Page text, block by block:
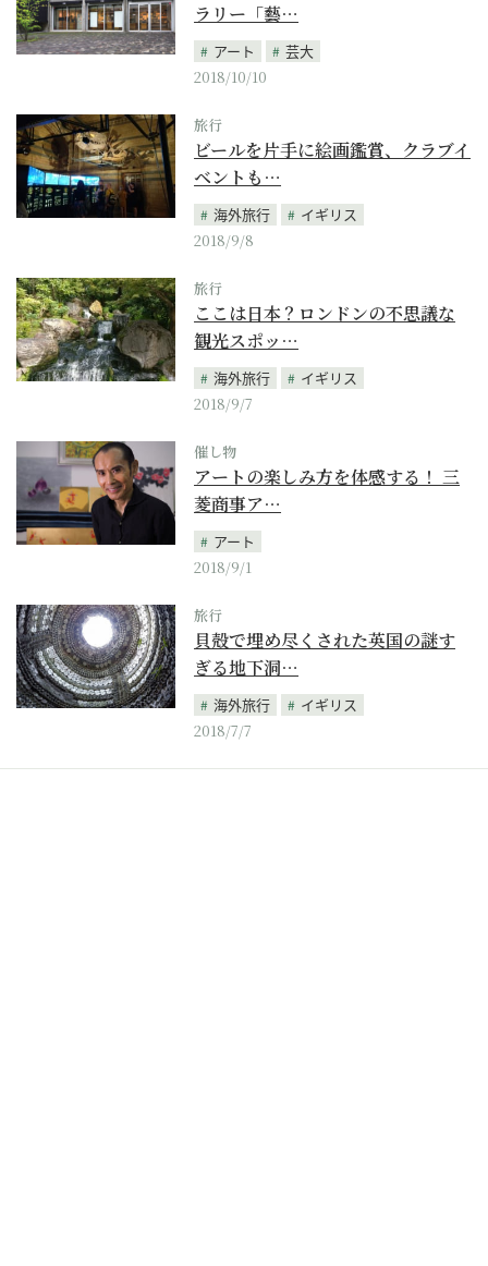
ラリー「藝…
アート
芸大
2018/10/10
旅行
ビールを片手に絵画鑑賞、クラブイ
ベントも…
海外旅行
イギリス
2018/9/8
旅行
ここは日本？ロンドンの不思議な
観光スポッ…
海外旅行
イギリス
2018/9/7
催し物
アートの楽しみ方を体感する！ 三
菱商事ア…
アート
2018/9/1
旅行
貝殻で埋め尽くされた英国の謎す
ぎる地下洞…
海外旅行
イギリス
2018/7/7